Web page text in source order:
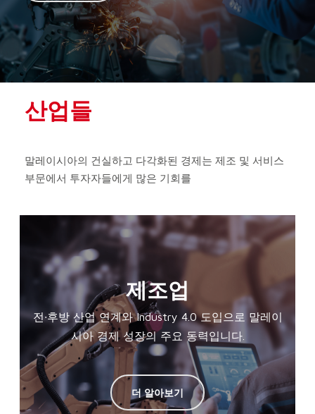
산업들
말레이시아의 건실하고 다각화된 경제는 제조 및 서비스
부문에서 투자자들에게 많은 기회를
제조업
전∙후방 산업 연계와 Industry 4.0 도입으로 말레이
시아 경제 성장의 주요 동력입니다.
더 알아보기